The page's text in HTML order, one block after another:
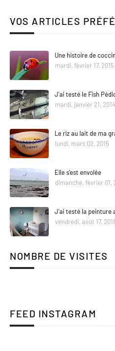
VOS ARTICLES
Une histoire de
mardi, février 17, 2015
J'ai testé le Fish
mardi, janvier 21, 2014
Le riz au lait de ma
lundi, mars 02, 2015
Elle s'est envolée
dimanche, février 01,
J'ai testé la peinture
vendredi, août 17,
NOMBRE DE VISITES
FEED INSTAGRAM